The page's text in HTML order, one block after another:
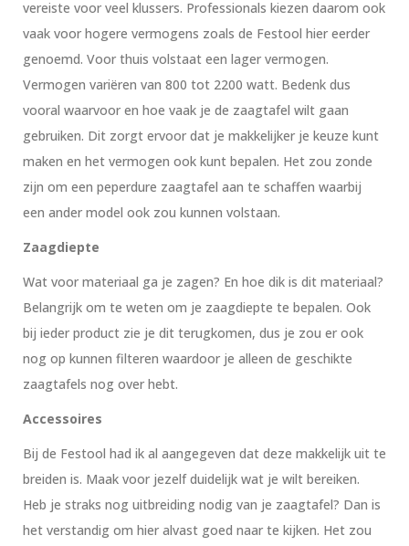
vereiste voor veel klussers. Professionals kiezen daarom ook
vaak voor hogere vermogens zoals de Festool hier eerder
genoemd. Voor thuis volstaat een lager vermogen.
Vermogen variëren van 800 tot 2200 watt. Bedenk dus
vooral waarvoor en hoe vaak je de zaagtafel wilt gaan
gebruiken. Dit zorgt ervoor dat je makkelijker je keuze kunt
maken en het vermogen ook kunt bepalen. Het zou zonde
zijn om een peperdure zaagtafel aan te schaffen waarbij
een ander model ook zou kunnen volstaan.
Zaagdiepte
Wat voor materiaal ga je zagen? En hoe dik is dit materiaal?
Belangrijk om te weten om je zaagdiepte te bepalen. Ook
bij ieder product zie je dit terugkomen, dus je zou er ook
nog op kunnen filteren waardoor je alleen de geschikte
zaagtafels nog over hebt.
Accessoires
Bij de Festool had ik al aangegeven dat deze makkelijk uit te
breiden is. Maak voor jezelf duidelijk wat je wilt bereiken.
Heb je straks nog uitbreiding nodig van je zaagtafel? Dan is
het verstandig om hier alvast goed naar te kijken. Het zou